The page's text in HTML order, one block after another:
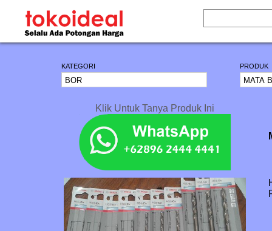
KATEGORI PRODUK
Klik Untuk Tanya Produk Ini